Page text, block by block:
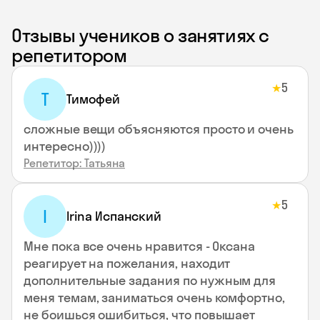
Отзывы учеников о занятиях с
репетитором
Т Тимофей
★5
сложные вещи объясняются просто и очень
интересно))))
Репетитор: Татьяна
I Irina Испанский
★5
Мне пока все очень нравится - Оксана
реагирует на пожелания, находит
дополнительные задания по нужным для
меня темам, заниматься очень комфортно,
не боишься ошибиться, что повышает